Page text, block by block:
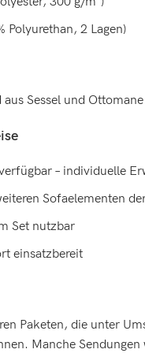
Polyurethan, 2 Lagen)
Sessel und Ottomane
– individuelle
Sofaelementen
Set nutzbar
einsatzbereit
Paketen, die unter
Manche